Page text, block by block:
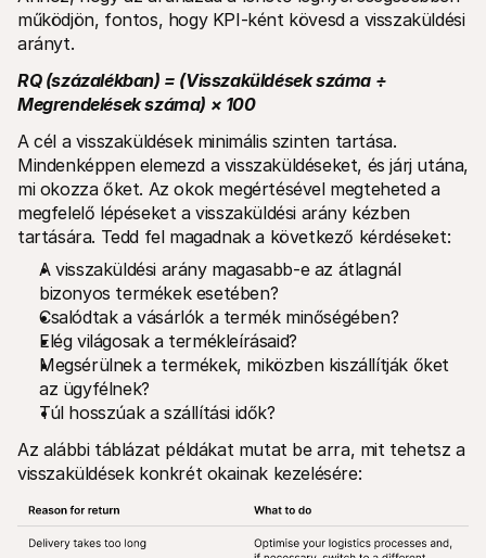
működjön, fontos, hogy KPI-ként kövesd a visszaküldési
arányt.
RQ (százalékban) = (Visszaküldések száma ÷
Megrendelések száma) × 100
A cél a visszaküldések minimális szinten tartása.
Mindenképpen elemezd a visszaküldéseket, és járj utána,
mi okozza őket. Az okok megértésével megteheted a
megfelelő lépéseket a visszaküldési arány kézben
tartására. Tedd fel magadnak a következő kérdéseket:
A visszaküldési arány magasabb-e az átlagnál
bizonyos termékek esetében?
Csalódtak a vásárlók a termék minőségében?
Elég világosak a termékleírásaid?
Megsérülnek a termékek, miközben kiszállítják őket
az ügyfélnek?
Túl hosszúak a szállítási idők?
Az alábbi táblázat példákat mutat be arra, mit tehetsz a
visszaküldések konkrét okainak kezelésére: